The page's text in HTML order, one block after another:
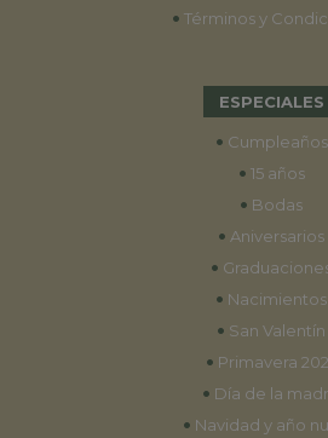
• Términos y
ESPECIALES
• Cumpleaños
• 15 años
• Bodas
• Aniversarios
•
• Nacimientos
• San Valentín
• Primavera
• Día de la
• Navidad y año